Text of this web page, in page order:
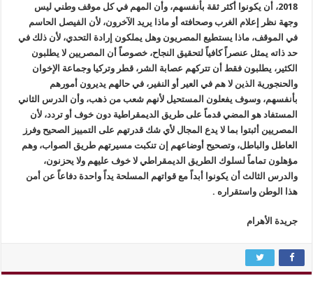
2018، أن يكونوا أكثر ثقة بأنفسهم، وأن المهم في كل موقف وطني ليس
وجهة نظر إعلام الغرب وصحافته أو ماذا يريد الآخرون، لأن الفيصل الحاسم
في الموقف، ماذا يستطيع المصريون وهل يملكون إرادة التحدي، لأن ذلك في
حد ذاته يمثل عنصراً كافياً لتحقيق النجاح، خصوصاً أن المصريين لا يطلبون
الكثير، يطلبون فقط أن تتركهم عصابة الشر، قطر وتركيا وجماعة الإخوان
والحنجورية الذين لا هم في العير أو النفير، في حالهم يديرون أمورهم
بأنفسهم، وسوف يفعلون المستحيل لأنهم شعب من ذهب، وأن الدرس الثاني
المستفاد هو المضي قدماً على طريق الديمقراطية دون خوف أو تردد، لأن
المصريين أثبتوا بما لا يدع المجال لأي شك قدرتهم على التمييز الصحيح وفرز
العاطل والباطل، وتصحيح أوضاعهم إن تنكبت مسيرتهم طريق الصواب، وهم
مؤهلون تماماً لسلوك الطريق الديمقراطي لا خوف عليهم ولا يحزنون،
والدرس الثالث أن يكونوا أبداً مع قواتهم المسلحة يداً واحدة دفاعاً عن أمن
هذا الوطن واستقراره .
جريدة الأهرام